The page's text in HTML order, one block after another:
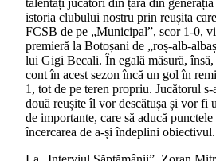
talentați jucători din țară din
istoria clubului nostru prin reușita
FCSB de pe „Municipal”, scor 1-0,
premieră la Botoșani de „roș-alb-
lui Gigi Becali. În egală măsură,
cont în acest sezon încă un gol în
1, tot de pe teren propriu. Jucătorul
două reușite îl vor descătușa și vor fi
de importante, care să aducă
încercarea de a-și îndeplini obiectivul.